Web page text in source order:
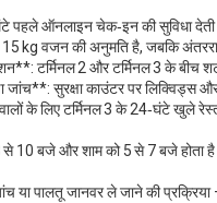
ऑनलाइन चेक‑इन की सुविधा देती
वजन की अनुमति है, जबकि
टर्मिनल 2 और टर्मिनल 3 के
जांच**: सुरक्षा काउंटर पर
के लिए टर्मिनल 3 के 24‑घंटे खुले
से 10 बजे और शाम को 5 से 7 बजे होता
या पालतू जानवर ले जाने की